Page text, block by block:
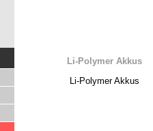
Li-Polymer Akkus
Li-Polymer Akkus